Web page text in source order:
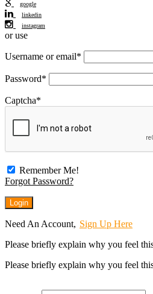
google
linkedin
instagram
or use
Username or email*
Password*
Captcha*
Remember Me!
Forgot Password?
Need An Account, Sign Up Here
Please briefly explain why you feel
Please briefly explain why you feel